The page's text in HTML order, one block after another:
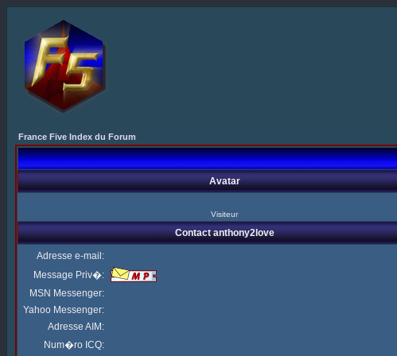
France Five Index du Forum
Avatar
Visiteur
Contact anthony2love
Adresse e-mail:
Message Priv�:
MSN Messenger:
Yahoo Messenger:
Adresse AIM:
Num�ro ICQ: